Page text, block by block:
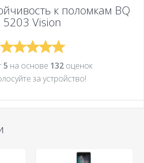
к поломкам BQ
5203 Vision
5 на основе 132 оценок
за устройcтво!